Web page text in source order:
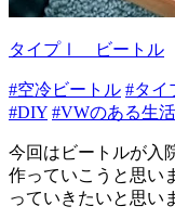
タイプⅠ ビートル
#空冷ビートル #タイ
#DIY #VWのある生活
今回はビートルが入
作っていこうと思い
っていきたいと思い